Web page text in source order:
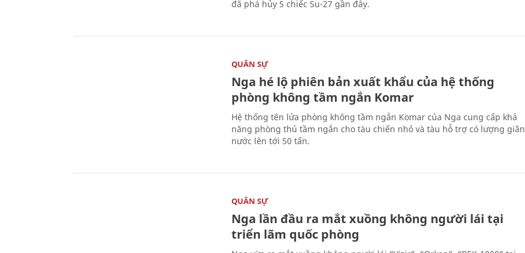
đã phá hủy 5 chiếc Su-27 gần đây.
QUÂN SỰ
Nga hé lộ phiên bản xuất khẩu của hệ thống
phòng không tầm ngắn Komar
Hệ thống tên lửa phòng không tầm ngắn Komar của Nga cung cấp khả
năng phòng thủ tầm ngắn cho tàu chiến nhỏ và tàu hỗ trợ có lượng giãn
nước lên tới 50 tấn.
QUÂN SỰ
Nga lần đầu ra mắt xuồng không người lái tại
triển lãm quốc phòng